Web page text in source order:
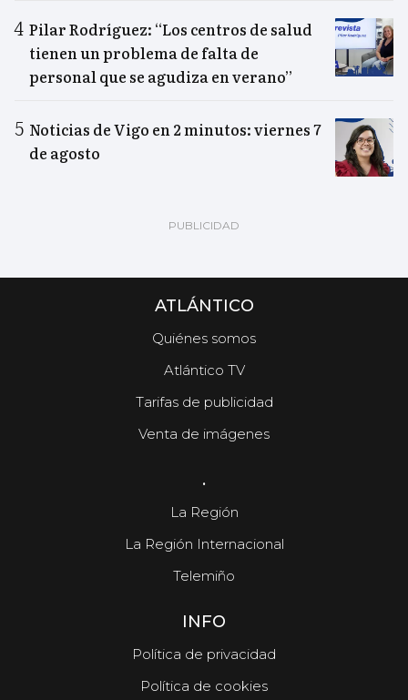
Pilar Rodríguez: “Los centros de salud
tienen un problema de falta de
personal que se agudiza en verano”
Noticias de Vigo en 2 minutos: viernes 7
de agosto
ATLÁNTICO
Quiénes somos
Atlántico TV
Tarifas de publicidad
Venta de imágenes
.
La Región
La Región Internacional
Telemiño
INFO
Política de privacidad
Política de cookies